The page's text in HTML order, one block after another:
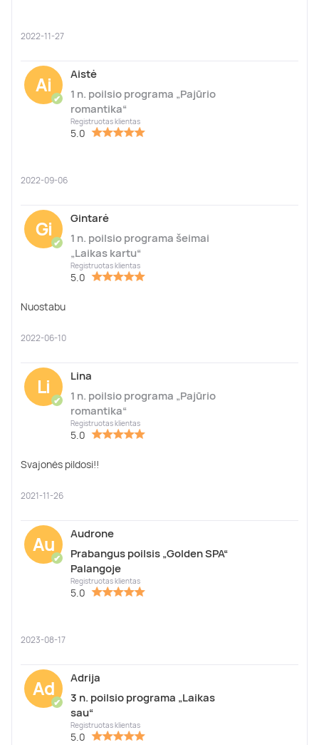
2022-11-27
Ai
✔
Aistė
1 n. poilsio programa „Pajūrio
romantika“
Registruotas klientas
5.0
2022-09-06
Gi
✔
Gintarė
1 n. poilsio programa šeimai
„Laikas kartu“
Registruotas klientas
5.0
Nuostabu
2022-06-10
Li
✔
Lina
1 n. poilsio programa „Pajūrio
romantika“
Registruotas klientas
5.0
Svajonės pildosi!!
2021-11-26
Au
✔
Audrone
Prabangus poilsis „Golden SPA“
Palangoje
Registruotas klientas
5.0
2023-08-17
Ad
✔
Adrija
3 n. poilsio programa „Laikas
sau“
Registruotas klientas
5.0